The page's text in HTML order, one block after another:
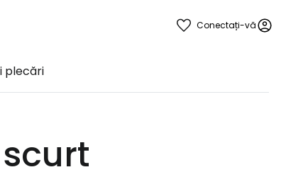
Conectați-vă
plecări